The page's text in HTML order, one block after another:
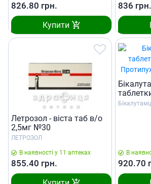
826.80 грн.
Купити
836 грн.
Летрозол - вiста таб в/о
2,5мг №30
ЛЕТРОЗОЛ
В наявності у 11 аптеках
855.40 грн.
В
920.70